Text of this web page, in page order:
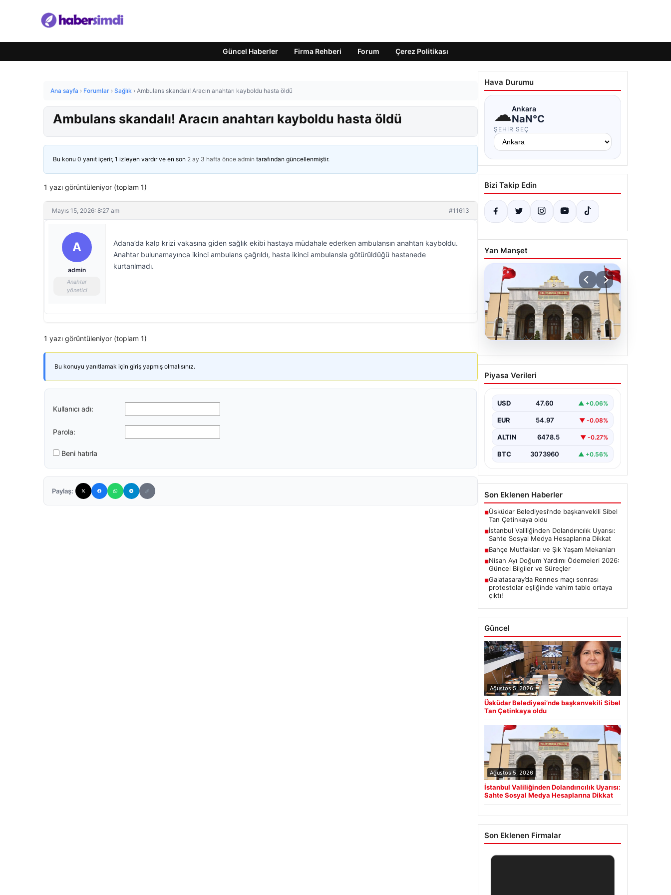
Güncel Haberler Firma Rehberi Forum Çerez Politikası
Ana sayfa › Forumlar › Sağlık › Ambulans skandalı! Aracın anahtarı kayboldu hasta öldü
Ambulans skandalı! Aracın anahtarı kayboldu hasta öldü
Bu konu 0 yanıt içerir, 1 izleyen vardır ve en son 2 ay 3 hafta önce admin tarafından güncellenmiştir.
1 yazı görüntüleniyor (toplam 1)
Mayıs 15, 2026: 8:27 am #11613
A
admin
Anahtar
yönetici
Adana’da kalp krizi vakasına giden sağlık ekibi hastaya müdahale ederken ambulansın anahtarı kayboldu.
Anahtar bulunamayınca ikinci ambulans çağrıldı, hasta ikinci ambulansla götürüldüğü hastanede
kurtarılmadı.
1 yazı görüntüleniyor (toplam 1)
Bu konuyu yanıtlamak için giriş yapmış olmalısınız.
Kullanıcı adı:
Parola:
Beni hatırla
Paylaş:
Hava Durumu
☁Ankara
NaN°C
ŞEHIR SEÇ
Bizi Takip Edin
Yan Manşet
05.08.2026
İstanbul Valiliğinden
Dolandırıcılık Uyarısı:
Hesaplarına Dikkat
İstanbul Valiliği, vatandaşları ve
kamuoyunu bilinçlendirmek amacıyla
yapılan açıklamada,…
Piyasa Verileri
USD 47.60 ▲ +0.06%
EUR 54.97 ▼ -0.08%
ALTIN 6478.5 ▼ -0.27%
BTC 3073960 ▲ +0.56%
Son Eklenen Haberler
■Üsküdar Belediyesi’nde başkanvekili Sibel
Tan Çetinkaya oldu
■İstanbul Valiliğinden Dolandırıcılık Uyarısı:
Sahte Sosyal Medya Hesaplarına Dikkat
■Bahçe Mutfakları ve Şık Yaşam Mekanları
■Nisan Ayı Doğum Yardımı Ödemeleri 2026:
Güncel Bilgiler ve Süreçler
■Galatasaray’da Rennes maçı sonrası
protestolar eşliğinde vahim tablo ortaya
çıktı!
Güncel
Ağustos 5, 2026
Üsküdar Belediyesi’nde başkanvekili Sibel
Tan Çetinkaya oldu
Ağustos 5, 2026
İstanbul Valiliğinden Dolandırıcılık Uyarısı:
Sahte Sosyal Medya Hesaplarına Dikkat
Son Eklenen Firmalar